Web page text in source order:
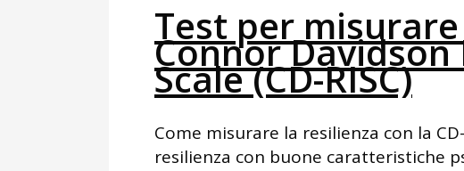
Test per
Connor Davidson
Scale (CD-RISC)
Come misurare la resilienza con la
resilienza con buone caratteristiche